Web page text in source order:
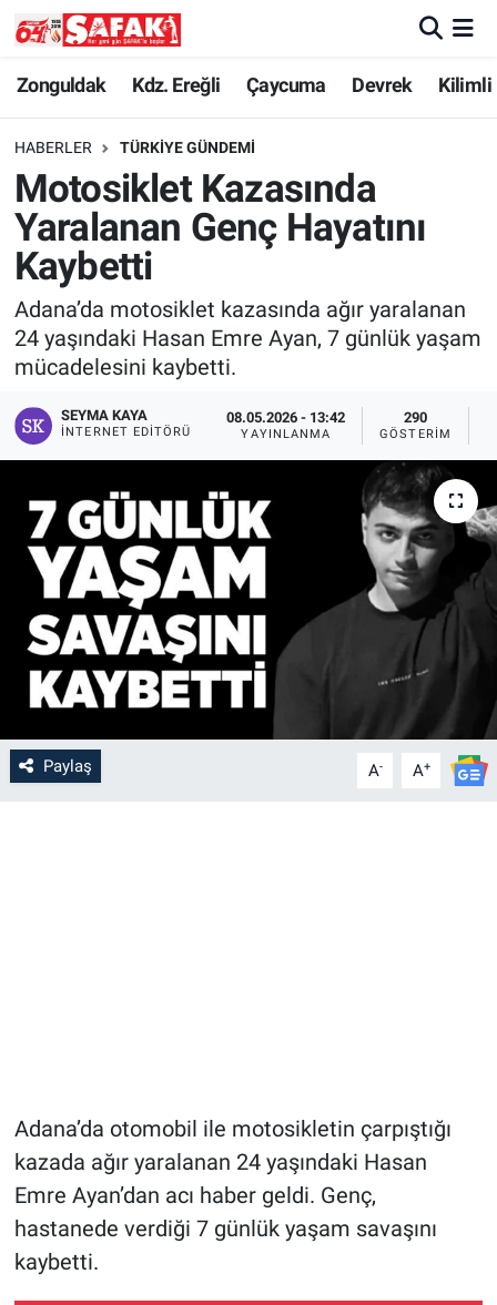
Zonguldak Kdz. Ereğli Çaycuma Devrek Kilimli
HABERLER TÜRKIYE GÜNDEMI
Motosiklet Kazasında
Yaralanan Genç Hayatını
Kaybetti
Adana’da motosiklet kazasında ağır yaralanan
24 yaşındaki Hasan Emre Ayan, 7 günlük yaşam
mücadelesini kaybetti.
SEYMA KAYA
İNTERNET EDITÖRÜ
08.05.2026 - 13:42
YAYINLANMA
290
GÖSTERIM
Paylaş A- A+
Adana’da otomobil ile motosikletin çarpıştığı
kazada ağır yaralanan 24 yaşındaki Hasan
Emre Ayan’dan acı haber geldi. Genç,
hastanede verdiği 7 günlük yaşam savaşını
kaybetti.
Zonguldak
Kdz. Ereğli
Çaycuma
Devrek
Kilimli
Asayiş
Spor
Zonguldak Nöbetçi Eczaneler
Zonguldak Hava Durumu
Zonguldak Namaz Vakitleri
Zonguldak Trafik Yoğunluk Haritası
Süper Lig Puan Durumu ve Fikstür
Tüm Manşetler
Son Dakika Haberleri